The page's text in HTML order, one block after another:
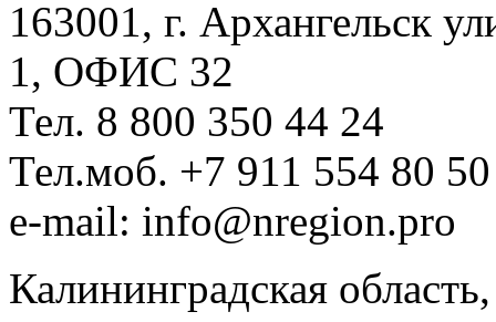
163001, г. Архангельск
1, ОФИС 32
Тел. 8 800 350 44 24
Тел.моб. +7 911 554 80 50
e-mail: info@nregion.pro
Калининградская